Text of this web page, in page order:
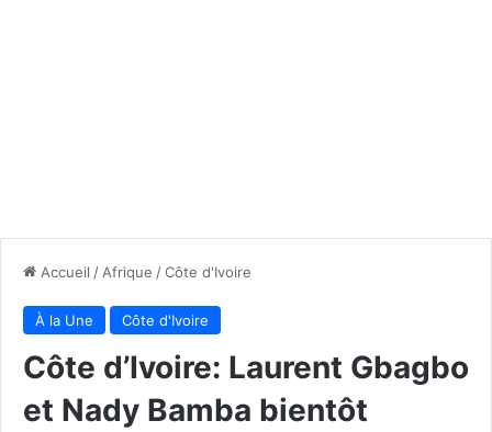
Accueil / Afrique /Côte d'Ivoire
À la Une Côte d'Ivoire
Côte d’Ivoire: Laurent Gbagbo
et Nady Bamba bientôt